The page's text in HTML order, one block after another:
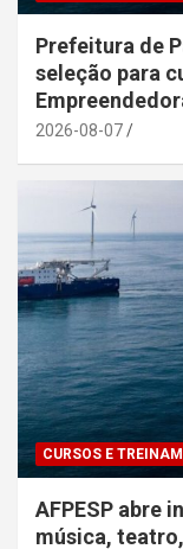
Prefeitura de
seleção para
2026-08-07
CURSOS E
AFPESP abre
música,